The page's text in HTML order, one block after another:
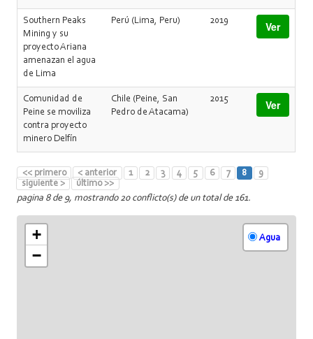
Southern Peaks
Mining y su
proyecto Ariana
amenazan el agua
de Lima
Perú (Lima, Peru) 2019 Ver
Comunidad de
Peine se moviliza
contra proyecto
minero Delfín
Chile (Peine, San
Pedro de Atacama)
2015 Ver
<< primero < anterior 1 2 3 4 5 6 7 8
9
siguiente >
último >>
pagina 8 de 9, mostrando 20 conflicto(s) de un total de 161.
+
−
Agua